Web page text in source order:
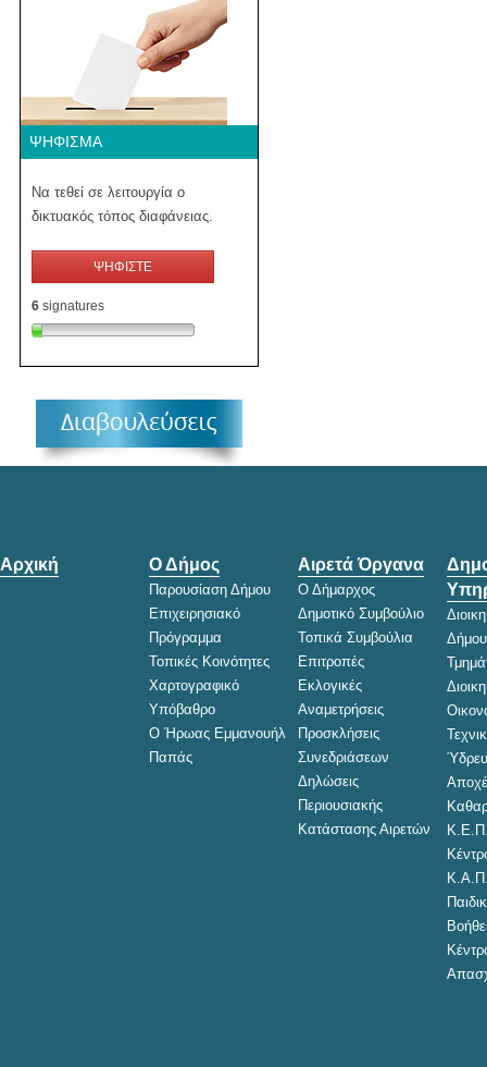
ΨΉΦΙΣΜΑ
Να τεθεί σε λειτουργία ο
δικτυακός τόπος διαφάνειας.
ΨΗΦΙΣΤΕ
6 signatures
Αρχική Ο Δήμος
Παρουσίαση Δήμου
Επιχειρησιακό
Πρόγραμμα
Τοπικές Κοινότητες
Χαρτογραφικό
Υπόβαθρο
Ο Ήρωας Εμμανουήλ
Παπάς
Αιρετά Όργανα
Ο Δήμαρχος
Δημοτικό Συμβούλιο
Τοπικά Συμβούλια
Επιτροπές
Εκλογικές
Αναμετρήσεις
Προσκλήσεις
Συνεδριάσεων
Δηλώσεις
Περιουσιακής
Κατάστασης Αιρετών
Δήμου